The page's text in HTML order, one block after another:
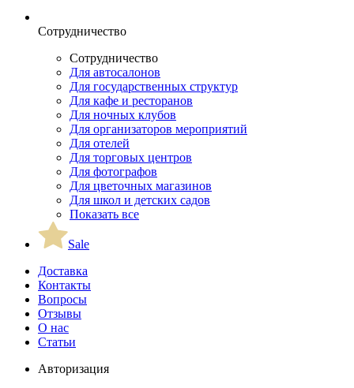
Сотрудничество
Сотрудничество
Для автосалонов
Для государственных структур
Для кафе и ресторанов
Для ночных клубов
Для организаторов мероприятий
Для отелей
Для торговых центров
Для фотографов
Для цветочных магазинов
Для школ и детских садов
Показать все
Sale
Доставка
Контакты
Вопросы
Отзывы
О нас
Статьи
Авторизация